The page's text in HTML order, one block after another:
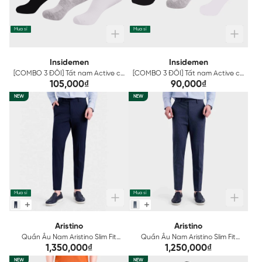
Mua sỉ
Insidemen
[COMBO 3 ĐÔI] Tất nam Active cổ
trung Insidemen ISC002EDP03
105,000₫
Mua sỉ
Insidemen
[COMBO 3 ĐÔI] Tất nam Active cổ
ngắn Insidemen ISC001EDP03
90,000₫
NEW
Mua sỉ
Aristino
Quần Âu Nam Aristino Slim Fit
ATR204S0H2
1,350,000₫
NEW
Mua sỉ
Aristino
Quần Âu Nam Aristino Slim Fit
ATR200S0H2
1,250,000₫
NEW NEW